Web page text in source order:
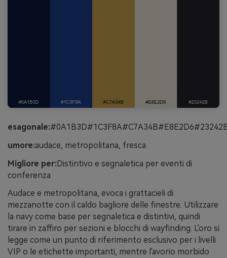
esagonale:
umore:audace, metropolitana, fresca
Migliore per:Distintivo e segnaletica per eventi di
conferenza
Audace e metropolitana, evoca i grattacieli di
mezzanotte con il caldo bagliore delle finestre. Utilizzare
la navy come base per segnaletica e distintivi, quindi
tirare in zaffiro per sezioni e blocchi di wayfinding. L'oro si
legge come un punto di riferimento esclusivo per i livelli
VIP o le etichette importanti, mentre l'avorio morbido